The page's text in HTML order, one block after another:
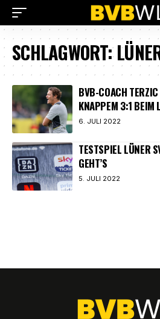
SCHLAGWORT:
BVB-COACH
KNAPPEM 3:1 BEIM
6. JULI 2022
TESTSPIEL LÜNER
GEHT’S
5. JULI 2022